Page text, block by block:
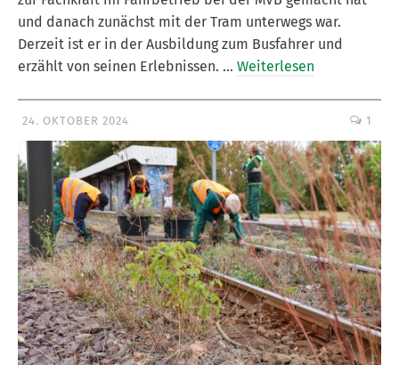
und danach zunächst mit der Tram unterwegs war.
Derzeit ist er in der Ausbildung zum Busfahrer und
erzählt von seinen Erlebnissen. … Weiterlesen
24. OKTOBER 2024 1